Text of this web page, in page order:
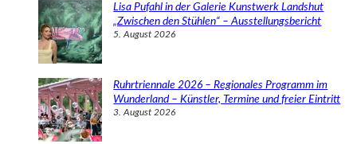
Lisa Pufahl in der Galerie Kunstwerk Landshut
„Zwischen den Stühlen“ – Ausstellungsbericht
5. August 2026
Ruhrtriennale 2026 – Regionales Programm im
Wunderland – Künstler, Termine und freier Eintritt
3. August 2026